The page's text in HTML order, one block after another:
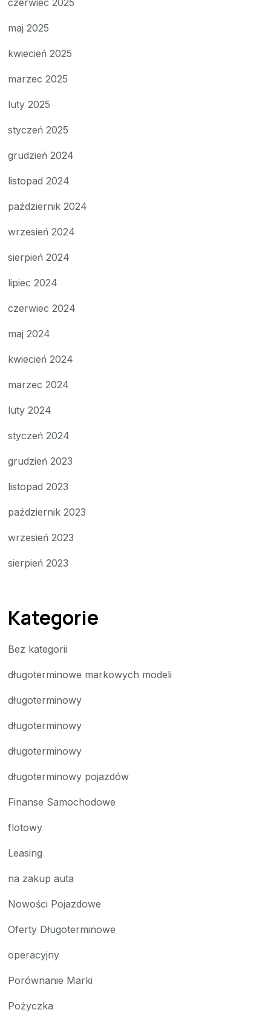
czerwiec 2025
maj 2025
kwiecień 2025
marzec 2025
luty 2025
styczeń 2025
grudzień 2024
listopad 2024
październik 2024
wrzesień 2024
sierpień 2024
lipiec 2024
czerwiec 2024
maj 2024
kwiecień 2024
marzec 2024
luty 2024
styczeń 2024
grudzień 2023
listopad 2023
październik 2023
wrzesień 2023
sierpień 2023
Kategorie
Bez kategorii
długoterminowe markowych modeli
długoterminowy
długoterminowy
długoterminowy
długoterminowy pojazdów
Finanse Samochodowe
flotowy
Leasing
na zakup auta
Nowości Pojazdowe
Oferty Długoterminowe
operacyjny
Porównanie Marki
Pożyczka